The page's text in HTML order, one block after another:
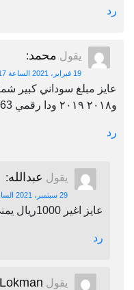
رد
يقول محمد:
19 فبراير، 2021 الساعة 2:17 ص
و٢٠١٨ ٢٠١٩ ودا رقمي 01125436663
رد
يقول عبدالله:
29 سبتمبر، 2021 الساعة 10:01 ص
عايز اغير 1000ريال يمني لجنيه مصري
رد
يقول Lokman